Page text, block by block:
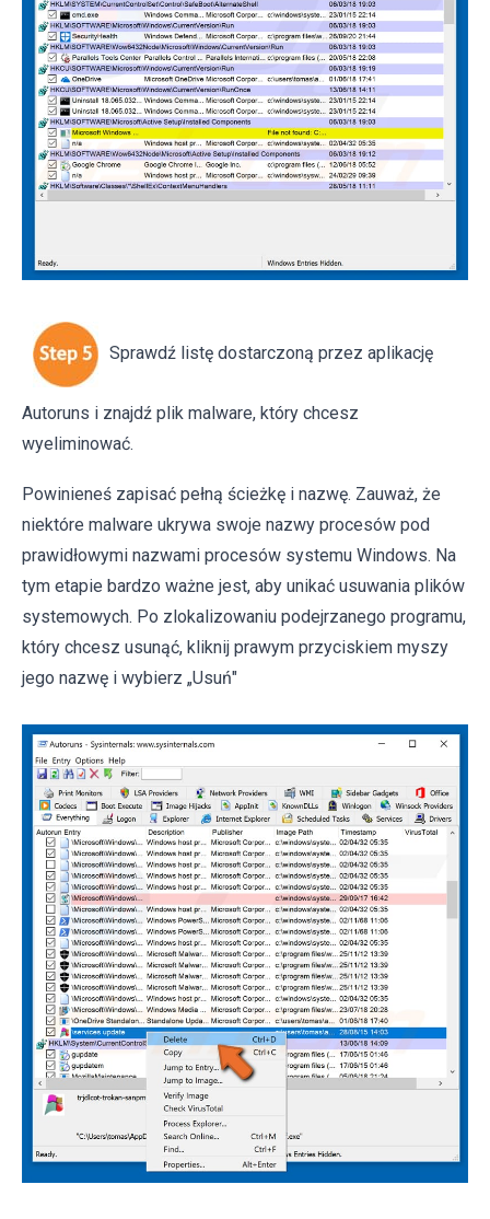
Sprawdź listę dostarczoną przez aplikację
Autoruns i znajdź plik malware, który chcesz
wyeliminować.
Powinieneś zapisać pełną ścieżkę i nazwę. Zauważ, że
niektóre malware ukrywa swoje nazwy procesów pod
prawidłowymi nazwami procesów systemu Windows. Na
tym etapie bardzo ważne jest, aby unikać usuwania plików
systemowych. Po zlokalizowaniu podejrzanego programu,
który chcesz usunąć, kliknij prawym przyciskiem myszy
jego nazwę i wybierz „Usuń"